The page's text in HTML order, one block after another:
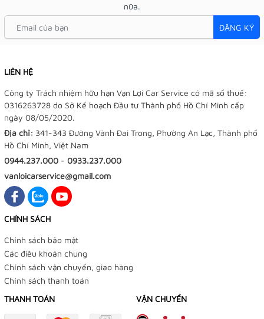
nữa.
ĐĂNG KÝ
LIÊN HỆ
Công ty Trách nhiệm hữu hạn Vạn Lợi Car Service có mã số thuế:
0316263728 do Sở Kế hoạch Đầu tư Thành phố Hồ Chí Minh cấp
ngày 08/05/2020.
Địa chỉ: 341-343 Đường Vành Đai Trong, Phường An Lạc, Thành phố
Hồ Chí Minh, Việt Nam
0944.237.000 - 0933.237.000
vanloicarservice@gmail.com
CHÍNH SÁCH
Chính sách bảo mật
Các điều khoản chung
Chính sách vận chuyển, giao hàng
Chính sách thanh toán
THANH TOÁN
VẬN CHUYỂN